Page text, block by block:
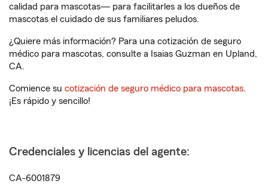
calidad para mascotas— para facilitarles a los dueños de
mascotas el cuidado de sus familiares peludos.
¿Quiere más información? Para una cotización de seguro
médico para mascotas, consulte a Isaias Guzman en Upland,
CA.
Comience su cotización de seguro médico para mascotas.
¡Es rápido y sencillo!
Credenciales y licencias del agente:
CA-6001879